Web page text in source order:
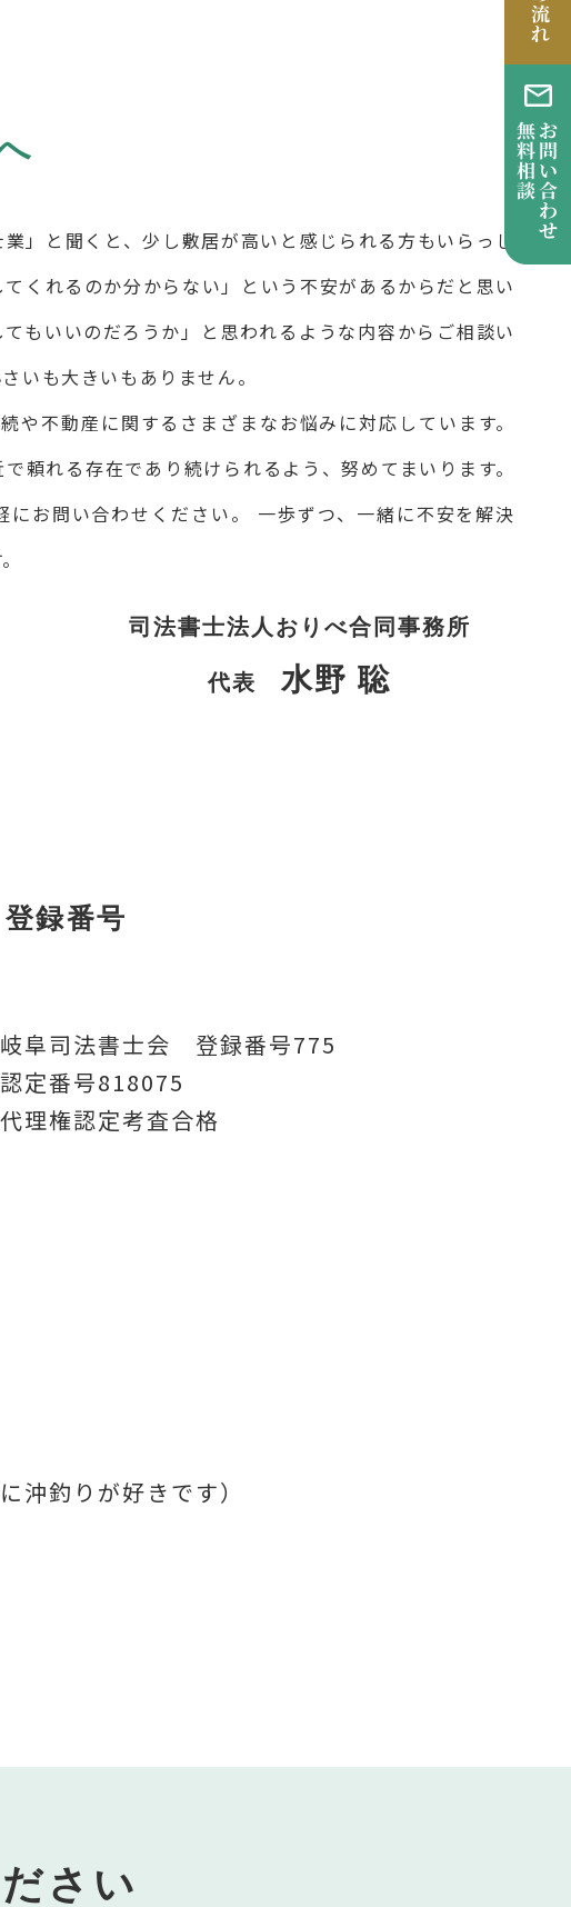
」と聞くと、少し敷居が高いと感じられる方もいらっし
くれるのか分からない」という不安があるからだと思い
もいいのだろうか」と思われるような内容からご相談い
いも大きいもありません。
や不動産に関するさまざまなお悩みに対応しています。
頼れる存在であり続けられるよう、努めてまいります。
お問い合わせください。 一歩ずつ、一緒に不安を解決
司法書士法人おりべ合同事務所
代表水野 聡
録番号
岐阜司法書士会 登録番号775
認定番号818075
理権認定考査合格
沖釣りが好きです）
さい